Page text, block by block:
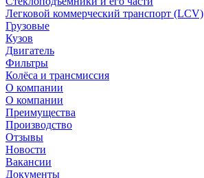
Легковой коммерческий транспорт (LCV)
Грузовые
Кузов
Двигатель
Фильтры
Колёса и трансмиссия
О компании
О компании
Преимущества
Производство
Отзывы
Новости
Вакансии
Документы